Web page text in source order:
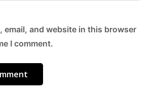
email, and website in this browser
I comment.